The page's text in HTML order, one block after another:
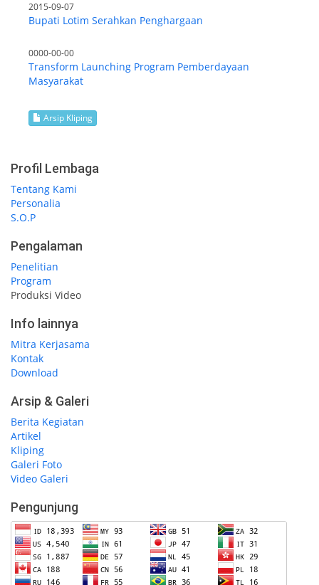
2015-09-07
Bupati Lotim Serahkan Penghargaan
0000-00-00
Transform Launching Program Pemberdayaan
Masyarakat
Arsip Kliping
Profil Lembaga
Tentang Kami
Personalia
S.O.P
Pengalaman
Penelitian
Program
Produksi Video
Info lainnya
Mitra Kerjasama
Kontak
Download
Arsip & Galeri
Berita Kegiatan
Artikel
Kliping
Galeri Foto
Video Galeri
Pengunjung